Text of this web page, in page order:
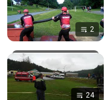
2
24